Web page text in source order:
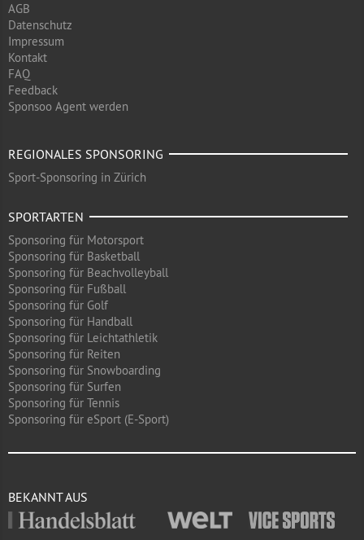
AGB
Datenschutz
Impressum
Kontakt
FAQ
Feedback
Sponsoo Agent werden
REGIONALES SPONSORING
Sport-Sponsoring in Zürich
SPORTARTEN
Sponsoring für Motorsport
Sponsoring für Basketball
Sponsoring für Beachvolleyball
Sponsoring für Fußball
Sponsoring für Golf
Sponsoring für Handball
Sponsoring für Leichtathletik
Sponsoring für Reiten
Sponsoring für Snowboarding
Sponsoring für Surfen
Sponsoring für Tennis
Sponsoring für eSport (E-Sport)
BEKANNT AUS